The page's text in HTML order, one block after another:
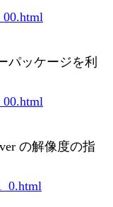
パッケージを利
の解像度の指